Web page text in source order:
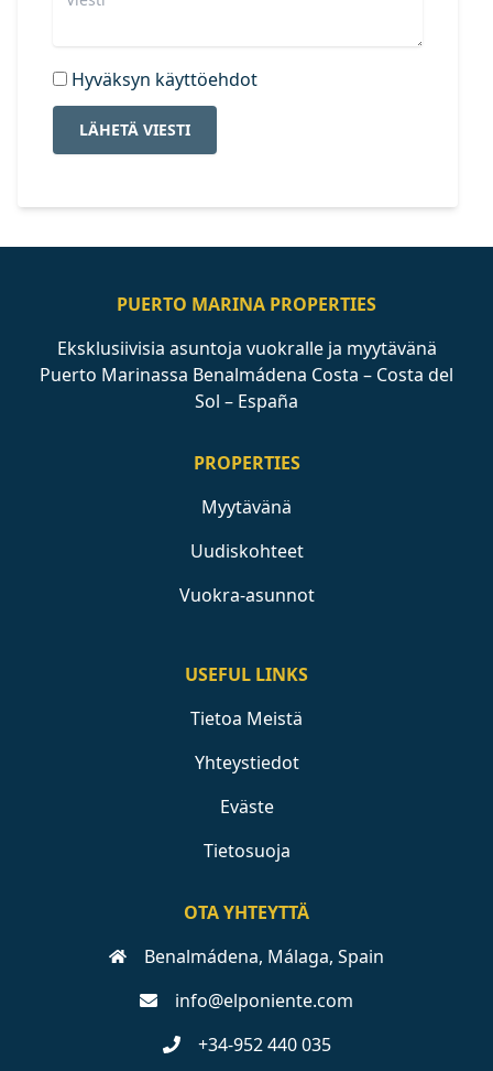
Hyväksyn käyttöehdot
LÄHETÄ VIESTI
PUERTO MARINA PROPERTIES
Eksklusiivisia asuntoja vuokralle ja myytävänä
Puerto Marinassa Benalmádena Costa – Costa del
Sol – España
PROPERTIES
Myytävänä
Uudiskohteet
Vuokra-asunnot
USEFUL LINKS
Tietoa Meistä
Yhteystiedot
Eväste
Tietosuoja
OTA YHTEYTTÄ
Benalmádena, Málaga, Spain
info@elponiente.com
+34-952 440 035